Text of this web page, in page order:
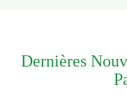
Dernières